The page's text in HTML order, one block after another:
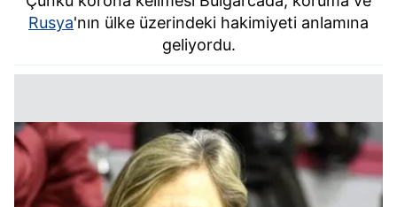
Rusya'nın ülke üzerindeki hakimiyeti anlamına
geliyordu.